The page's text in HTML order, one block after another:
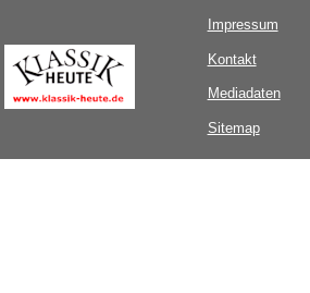
Impressum
Kontakt
Mediadaten
Sitemap